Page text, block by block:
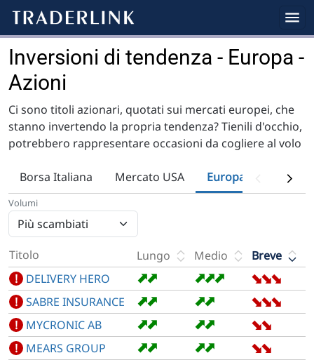
Inversioni di tendenza - Europa -
Azioni
Ci sono titoli azionari, quotati sui mercati europei, che
stanno invertendo la propria tendenza? Tienili d'occhio,
potrebbero rappresentare occasioni da cogliere al volo
Borsa Italiana Mercato USA Europa Fondi
Volumi
Titolo Lungo Medio
Breve
! DELIVERY HERO ➡
➡ ➡
➡
➡ ➡
➡
➡
! SABRE INSURANCE ➡
➡ ➡
➡ ➡
➡
➡
! MYCRONIC AB ➡
➡ ➡
➡ ➡
➡
! MEARS GROUP ➡
➡ ➡
➡ ➡
➡